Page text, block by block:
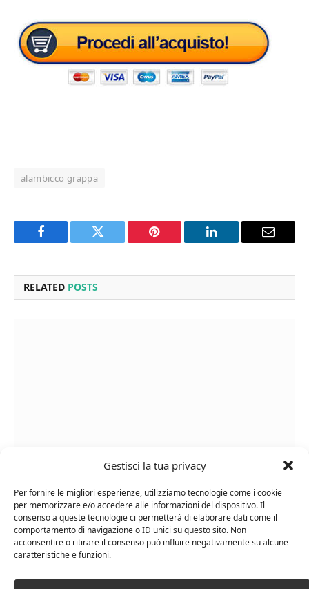
Gestisci la tua privacy
Per fornire le migliori esperienze, utilizziamo tecnologie come i cookie
per memorizzare e/o accedere alle informazioni del dispositivo. Il
consenso a queste tecnologie ci permetterà di elaborare dati come il
comportamento di navigazione o ID unici su questo sito. Non
acconsentire o ritirare il consenso può influire negativamente su alcune
caratteristiche e funzioni.
alambicco grappa
Facebook Twitter Pinterest LinkedIn Email
RELATED POSTS
Cipriani Arrigo, Vino Rosso Veneto IGT 2015,
Bottiglia Numerata, Produzione Limitata, 750 Ml